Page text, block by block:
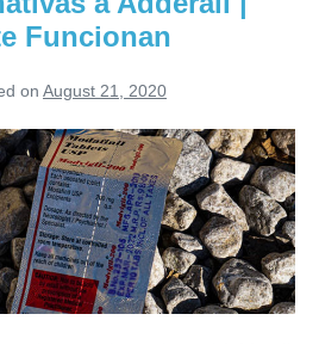
Funcionan
on August 21, 2020